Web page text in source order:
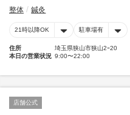
整体 鍼灸
21時以降OK 駐車場有
住所
埼玉県狭山市狭山2ｰ20
本日の営業状況 9:00〜22:00
店舗公式